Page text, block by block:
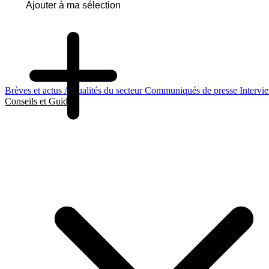
Brèves et actus Actualités du secteurCommuniqués de presse
Conseils et Guides
Ajouter à ma sélection